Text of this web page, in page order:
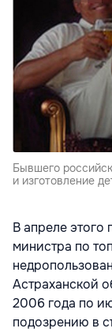
Бывшего
и изготовление
В апреле этого
министра по
Астраханской
2006 года по
подозрению в